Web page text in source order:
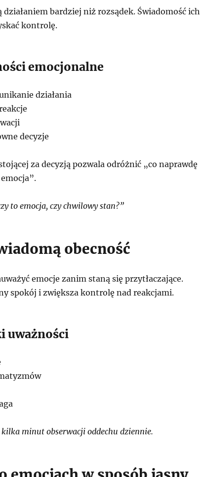
działaniem bardziej niż rozsądek. Świadomość ich
kontrolę.
emocjonalne
działania
decyzje
za decyzją pozwala odróżnić „co naprawdę
to emocja, czy chwilowy stan?”
obecność
emocje zanim staną się przytłaczające.
spokój i zwiększa kontrolę nad reakcjami.
uważności
minut obserwacji oddechu dziennie.